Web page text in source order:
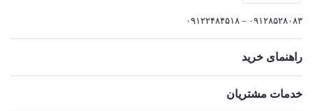
۰۹۱۲۸۵۲۸۰۸۳ – ۰۹۱۲۲۴۸۴۵۱۸
راهنمای خرید
خدمات مشتریان